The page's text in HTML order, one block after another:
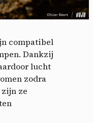
compatibel
Dankzij
lucht
zodra
ze